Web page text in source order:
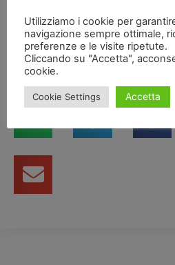
abbiamo provato quasi tutto
Condividi articolo
Utilizziamo i cookie per
navigazione sempre ottimale,
preferenze e le visite ripetute.
Cliccando su "Accetta",
cookie.
Cookie Settings Accetta